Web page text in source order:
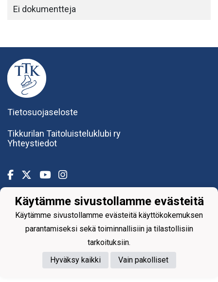
Ei dokumentteja
Tietosuojaseloste
Tikkurilan Taitoluisteluklubi ry
Yhteystiedot
Powered by
Käytämme sivustollamme evästeitä
Käytämme sivustollamme evästeitä käyttökokemuksen
parantamiseksi sekä toiminnallisiin ja tilastollisiin
tarkoituksiin.
Hyväksy kaikki
Vain pakolliset